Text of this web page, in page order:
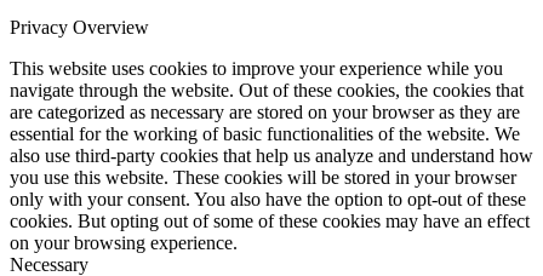
Privacy Overview
This website uses cookies to improve your experience while you
navigate through the website. Out of these cookies, the cookies that
are categorized as necessary are stored on your browser as they are
essential for the working of basic functionalities of the website. We
also use third-party cookies that help us analyze and understand how
you use this website. These cookies will be stored in your browser
only with your consent. You also have the option to opt-out of these
cookies. But opting out of some of these cookies may have an effect
on your browsing experience.
Necessary